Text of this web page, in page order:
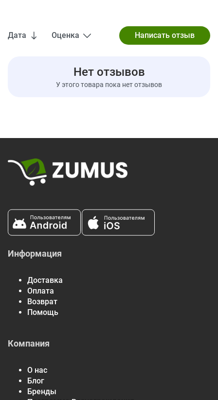
Белки 0 г 0%
Дата Оценка
Нет отзывов
У этого товара пока нет отзывов
Информация
Доставка
Оплата
Возврат
Помощь
Компания
О нас
Блог
Бренды